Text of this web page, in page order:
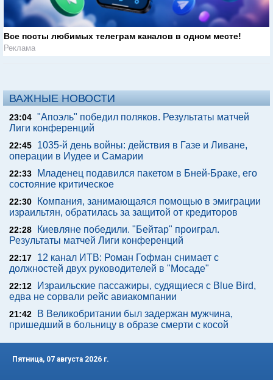
Все посты любимых телеграм каналов в одном месте!
Реклама
ВАЖНЫЕ НОВОСТИ
23:04 "Апоэль" победил поляков. Результаты матчей
Лиги конференций
22:45
1035-й день войны: действия в Газе и Ливане,
операции в Иудее и Самарии
22:33
Младенец подавился пакетом в Бней-Браке, его
состояние критическое
22:30
Компания, занимающаяся помощью в эмиграции
израильтян, обратилась за защитой от кредиторов
22:28
Киевляне победили. "Бейтар" проиграл.
Результаты матчей Лиги конференций
22:17
12 канал ИТВ: Роман Гофман снимает с
должностей двух руководителей в "Мосаде"
22:12
Израильские пассажиры, судящиеся с Blue Bird,
едва не сорвали рейс авиакомпании
21:42
В Великобритании был задержан мужчина,
пришедший в больницу в образе смерти с косой
Пятница, 07 августа 2026 г.